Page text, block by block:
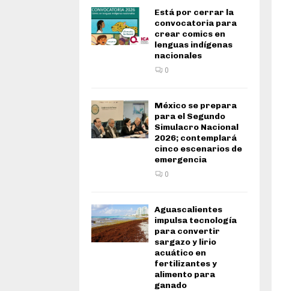
Está por cerrar la
convocatoria para
crear comics en
lenguas indígenas
nacionales
0
México se prepara
para el Segundo
Simulacro Nacional
2026; contemplará
cinco escenarios de
emergencia
0
Aguascalientes
impulsa tecnología
para convertir
sargazo y lirio
acuático en
fertilizantes y
alimento para
ganado